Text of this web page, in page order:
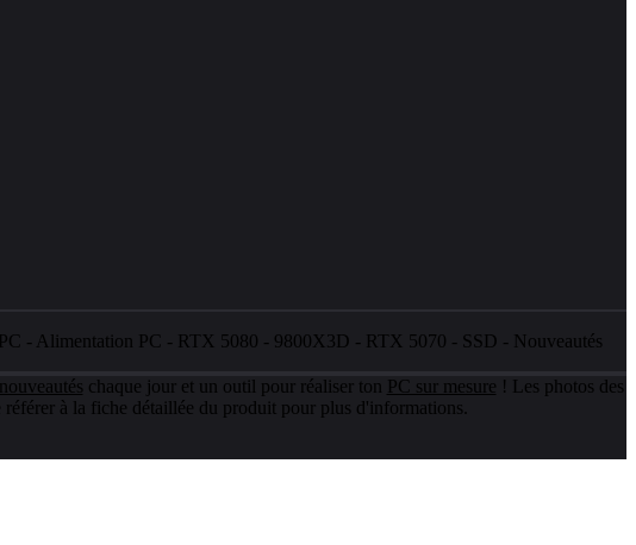
- Alimentation PC - RTX 5080 - 9800X3D - RTX 5070 - SSD - Nouveautés
nouveautés chaque jour et un outil pour réaliser ton PC sur mesure ! Les photos des
à la fiche détaillée du produit pour plus d'informations.